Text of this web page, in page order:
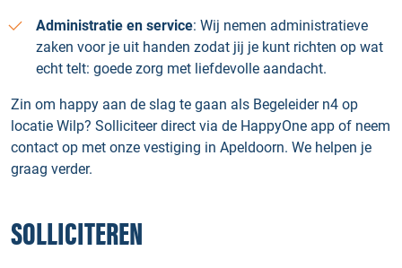
Administratie en service: Wij nemen administratieve
zaken voor je uit handen zodat jij je kunt richten op wat
echt telt: goede zorg met liefdevolle aandacht.
Zin om happy aan de slag te gaan als Begeleider n4 op
locatie Wilp? Solliciteer direct via de HappyOne app of neem
contact op met onze vestiging in Apeldoorn. We helpen je
graag verder.
SOLLICITEREN